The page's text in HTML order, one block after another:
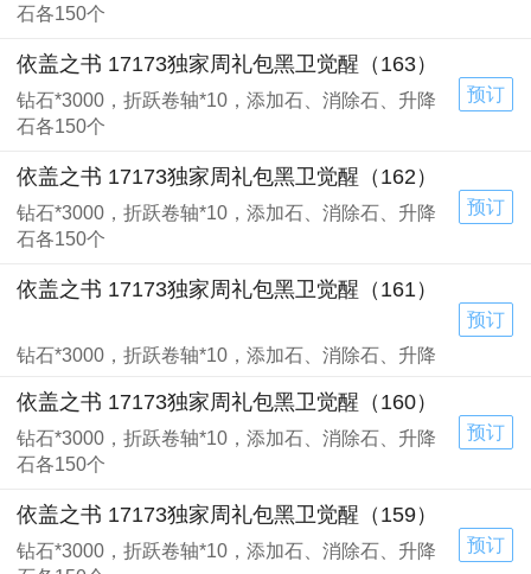
石各150个
依盖之书 17173独家周礼包黑卫觉醒（163）
钻石*3000，折跃卷轴*10，添加石、消除石、升降
石各150个
预订
依盖之书 17173独家周礼包黑卫觉醒（162）
钻石*3000，折跃卷轴*10，添加石、消除石、升降
石各150个
预订
依盖之书 17173独家周礼包黑卫觉醒（161）
钻石*3000，折跃卷轴*10，添加石、消除石、升降
石各150个
预订
依盖之书 17173独家周礼包黑卫觉醒（160）
钻石*3000，折跃卷轴*10，添加石、消除石、升降
石各150个
预订
依盖之书 17173独家周礼包黑卫觉醒（159）
钻石*3000，折跃卷轴*10，添加石、消除石、升降
预订